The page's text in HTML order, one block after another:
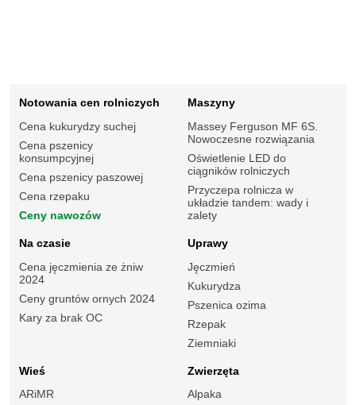
Notowania cen rolniczych
Cena kukurydzy suchej
Cena pszenicy
konsumpcyjnej
Cena pszenicy paszowej
Cena rzepaku
Ceny nawozów
Maszyny
Massey Ferguson MF 6S.
Nowoczesne rozwiązania
Oświetlenie LED do
ciągników rolniczych
Przyczepa rolnicza w
układzie tandem: wady i
zalety
Na czasie
Cena jęczmienia ze żniw
2024
Ceny gruntów ornych 2024
Kary za brak OC
Uprawy
Jęczmień
Kukurydza
Pszenica ozima
Rzepak
Ziemniaki
Wieś
ARiMR
Zwierzęta
Alpaka